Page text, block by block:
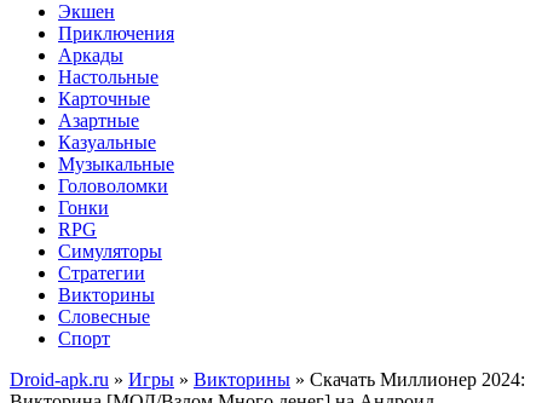
Экшен
Приключения
Аркады
Настольные
Карточные
Азартные
Казуальные
Музыкальные
Головоломки
Гонки
RPG
Симуляторы
Стратегии
Викторины
Словесные
Спорт
Droid-apk.ru » Игры » Викторины » Скачать Миллионер 2024: